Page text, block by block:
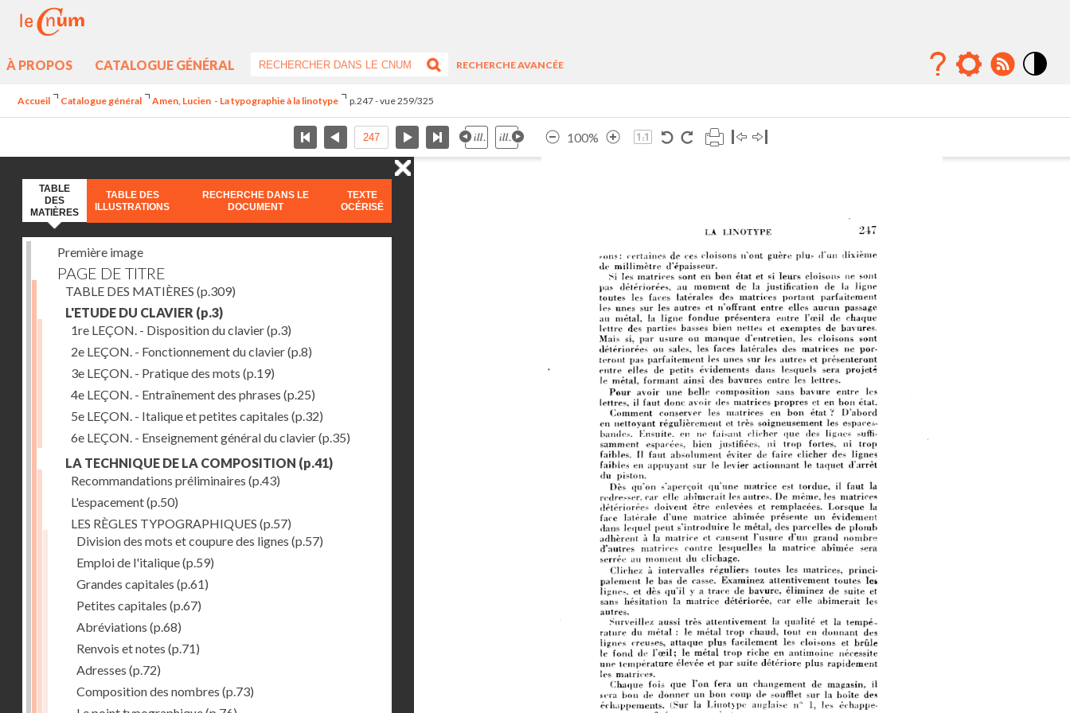
À PROPOS CATALOGUE GÉNÉRAL
RECHERCHE AVANCÉE
Accueil Catalogue général Amen, Lucien - La typographie à la linotype p.247 - vue 259/325
100%
TABLE
DES
MATIÈRES
TABLE DES
ILLUSTRATIONS
RECHERCHE DANS LE
DOCUMENT
TEXTE
OCÉRISÉ
Première image
PAGE DE TITRE
TABLE DES MATIÈRES (p.309)
L'ETUDE DU CLAVIER (p.3)
1re LEÇON. - Disposition du clavier(p.3)
2e LEÇON. - Fonctionnement du clavier(p.8)
3e LEÇON. - Pratique des mots (p.19)
4e LEÇON. - Entraînement des phrases (p.25)
5e LEÇON. - Italique et petites capitales (p.32)
6e LEÇON. - Enseignement général du clavier(p.35)
LA TECHNIQUE DE LA COMPOSITION (p.41)
Recommandations préliminaires (p.43)
L'espacement(p.50)
LES RÈGLES TYPOGRAPHIQUES (p.57)
Division des mots et coupure des lignes (p.57)
Emploi de l'italique(p.59)
Grandes capitales (p.61)
Petites capitales (p.67)
Abréviations (p.68)
Renvois et notes (p.71)
Adresses (p.72)
Composition des nombres (p.73)